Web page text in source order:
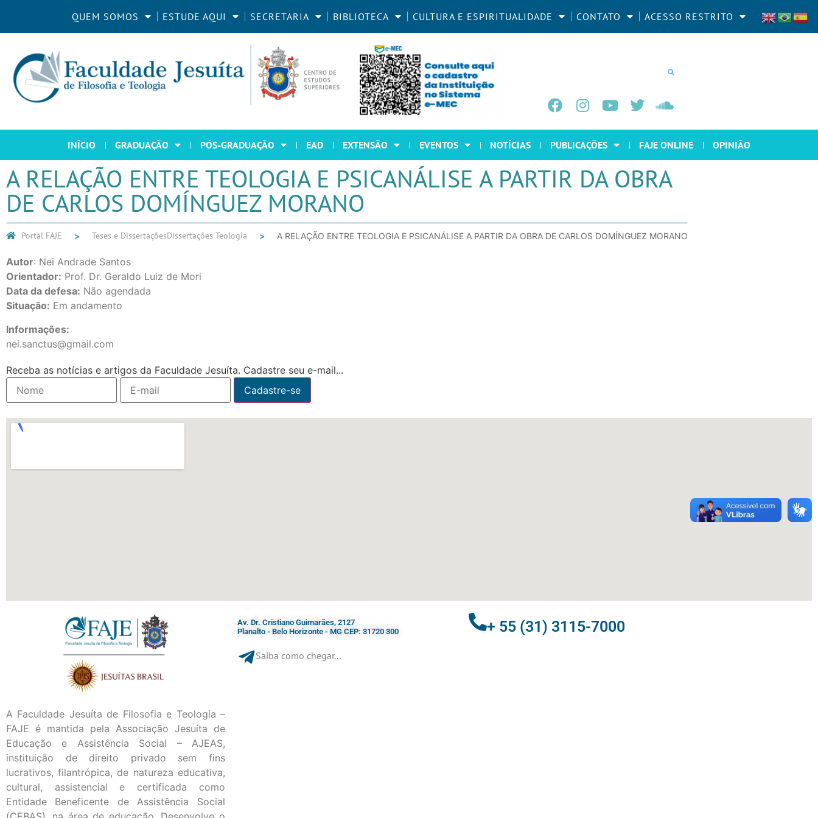
QUEM SOMOS ESTUDE AQUI SECRETARIA BIBLIOTECA CULTURA E ESPIRITUALIDADE CONTATO ACESSO RESTRITO
INÍCIO GRADUAÇÃO PÓS-GRADUAÇÃO EAD EXTENSÃO EVENTOS NOTÍCIAS PUBLICAÇÕES FAJE ONLINE OPINIÃO
A RELAÇÃO ENTRE TEOLOGIA E PSICANÁLISE A PARTIR DA OBRA
DE CARLOS DOMÍNGUEZ MORANO
Portal FAJE Teses e DissertaçõesDissertações Teologia A RELAÇÃO ENTRE TEOLOGIA E PSICANÁLISE A PARTIR DA OBRA DE CARLOS DOMÍNGUEZ MORANO
Autor: Nei Andrade Santos
Orientador: Prof. Dr. Geraldo Luiz de Mori
Data da defesa: Não agendada
Situação: Em andamento
Informações:
nei.sanctus@gmail.com
Receba as notícias e artigos da Faculdade Jesuíta. Cadastre seu e-mail...
A Faculdade Jesuíta de Filosofia e Teologia –
FAJE é mantida pela Associação Jesuíta de
Educação e Assistência Social – AJEAS,
instituição de direito privado sem fins
lucrativos, filantrópica, de natureza educativa,
cultural, assistencial e certificada como
Entidade Beneficente de Assistência Social
Av. Dr. Cristiano Guimarães, 2127
Planalto - Belo Horizonte - MG CEP: 31720 300
Saiba como chegar...
+ 55 (31) 3115-7000​